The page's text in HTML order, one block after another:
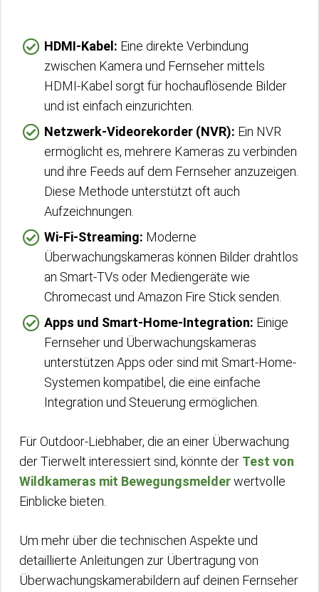
HDMI-Kabel: Eine direkte Verbindung
zwischen Kamera und Fernseher mittels
HDMI-Kabel sorgt für hochauflösende Bilder
und ist einfach einzurichten.
Netzwerk-Videorekorder (NVR): Ein NVR
ermöglicht es, mehrere Kameras zu verbinden
und ihre Feeds auf dem Fernseher anzuzeigen.
Diese Methode unterstützt oft auch
Aufzeichnungen.
Wi-Fi-Streaming: Moderne
Überwachungskameras können Bilder drahtlos
an Smart-TVs oder Mediengeräte wie
Chromecast und Amazon Fire Stick senden.
Apps und Smart-Home-Integration: Einige
Fernseher und Überwachungskameras
unterstützen Apps oder sind mit Smart-Home-
Systemen kompatibel, die eine einfache
Integration und Steuerung ermöglichen.
Für Outdoor-Liebhaber, die an einer Überwachung
der Tierwelt interessiert sind, könnte der Test von
Wildkameras mit Bewegungsmelderwertvolle
Einblicke bieten.
Um mehr über die technischen Aspekte und
detaillierte Anleitungen zur Übertragung von
Überwachungskamerabildern auf deinen Fernseher